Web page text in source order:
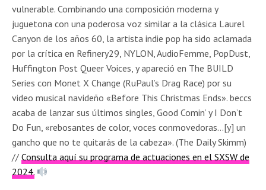
vulnerable. Combinando una composición moderna y
juguetona con una poderosa voz similar a la clásica Laurel
Canyon de los años 60, la artista indie pop ha sido aclamada
por la crítica en Refinery29, NYLON, AudioFemme, PopDust,
Huffington Post Queer Voices, y apareció en The BUILD
Series con Monet X Change (RuPaul’s Drag Race) por su
video musical navideño «Before This Christmas Ends». beccs
acaba de lanzar sus últimos singles, Good Comin’ y I Don’t
Do Fun, «rebosantes de color, voces conmovedoras…[y] un
gancho que no te quitarás de la cabeza». (The Daily Skimm)
//Consulta aquí su programa de actuaciones en el SXSW de
2024.